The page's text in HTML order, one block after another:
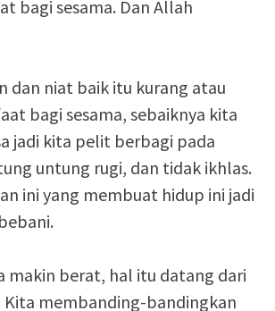
bagi sesama. Dan Allah
dan niat baik itu kurang atau
bagi sesama, sebaiknya kita
jadi kita pelit berbagi pada
untung rugi, dan tidak ikhlas.
ini yang membuat hidup ini jadi
makin berat, hal itu datang dari
Kita membanding-bandingkan